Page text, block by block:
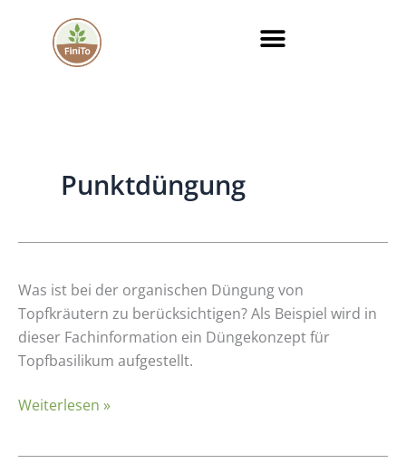
springen
Punktdüngung
Was ist bei der organischen Düngung von
Topfkräutern zu berücksichtigen? Als Beispiel wird in
dieser Fachinformation ein Düngekonzept für
Topfbasilikum aufgestellt.
Organisch
gedüngte,
torfreduzierte
Topfkräutersubstrate
Weiterlesen »